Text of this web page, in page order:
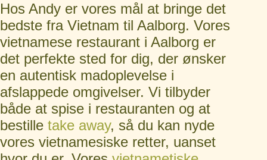
Hos Andy er vores mål at bringe det
bedste fra Vietnam til Aalborg. Vores
vietnamese restaurant i Aalborg er
det perfekte sted for dig, der ønsker
en autentisk madoplevelse i
afslappede omgivelser. Vi tilbyder
både at spise i restauranten og at
bestille take away, så du kan nyde
vores vietnamesiske retter, uanset